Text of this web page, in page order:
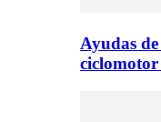
Ayudas